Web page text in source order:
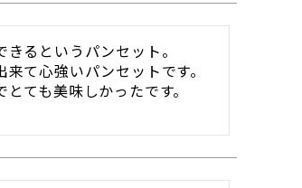
るというパンセット。
て心強いパンセットです。
ても美味しかったです。